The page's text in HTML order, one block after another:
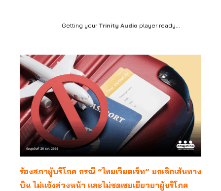
Getting your Trinity Audio player ready...
ร้องสภาผู้บริโภค กรณี “ไทยเวียตเจ็ท” ยกเลิกเส้นทาง
บิน ไม่แจ้งล่วงหน้า และไม่ชดเชยเยียวยาผู้บริโภค